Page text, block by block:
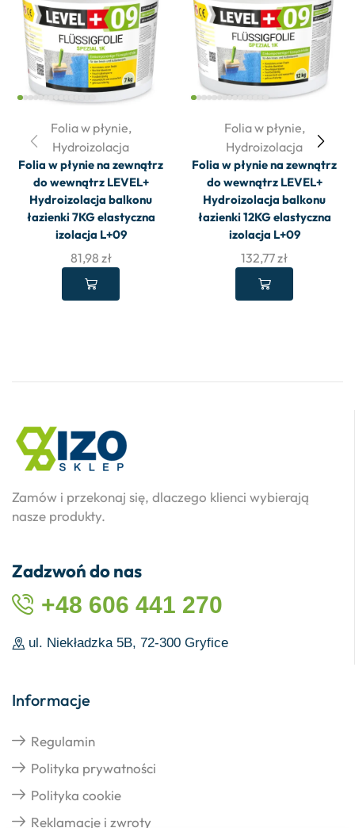
Folia w płynie,
Hydroizolacja
Folia w płynie na zewnątrz
do wewnątrz LEVEL+
Hydroizolacja balkonu
łazienki 7KG elastyczna
izolacja L+09
81,98 zł
Folia w płynie,
Hydroizolacja
Folia w płynie na zewnątrz
do wewnątrz LEVEL+
Hydroizolacja balkonu
łazienki 12KG elastyczna
izolacja L+09
132,77zł
Zamów i przekonaj się, dlaczego klienci wybierają
nasze produkty.
Zadzwoń do nas
+48 606 441 270
ul. Niekładzka 5B, 72-300 Gryfice
Informacje
Regulamin
Polityka prywatności
Polityka cookie
Reklamacje i zwroty